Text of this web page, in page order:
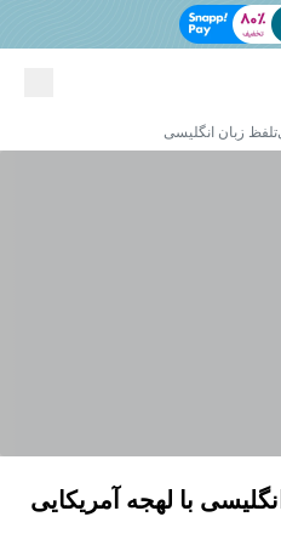
تلفظ زبان انگلیسی
با لهجه آمریکایی